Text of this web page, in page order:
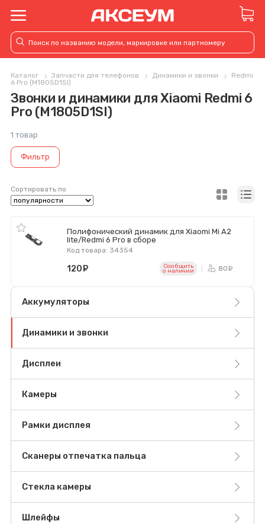
Каталог Запчасти для телефонов Динамики и звонки
Redmi
6 Pro (M1805D1SI)
Звонки и динамики для Xiaomi Redmi 6
Pro (M1805D1SI)
1 товар
Фильтр
Сортировать по
Полифонический динамик для Xiaomi Mi A2
lite/Redmi 6 Pro в сборе
Код товара: 34354
120 Сообщить
o наличии 80
Аккумуляторы
Динамики и звонки
Дисплеи
Камеры
Рамки дисплея
Сканеры отпечатка пальца
Стекла камеры
Шлейфы